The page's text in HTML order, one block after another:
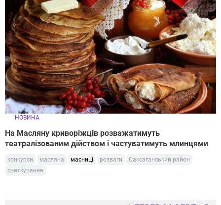
НОВИНА
На Масляну криворіжців розважатимуть
театралізованим дійством і частуватимуть млинцями
конкурси масляна масниці розваги
Саксаганський район
святкування